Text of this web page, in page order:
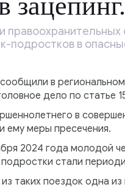
подростков в
в
дело по статье
в
ему меры пресечения.
2024 года молодой
стали
таких поездок одна